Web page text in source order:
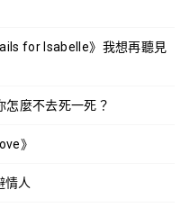
for Isabelle》我想再聽見
怎麼不去死一死？
》
情人